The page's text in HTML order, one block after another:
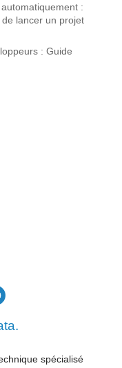
:
lancer un projet
: Guide
spécialisé